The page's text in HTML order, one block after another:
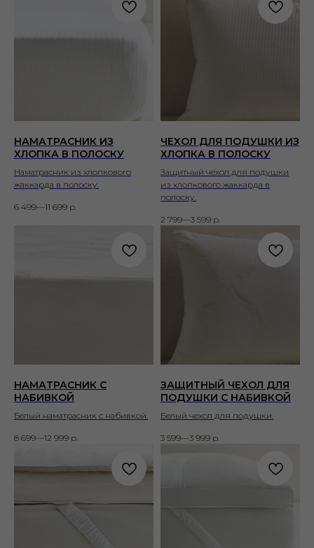
НАМАТРАСНИК ИЗ
ХЛОПКА В ПОЛОСКУ
Наматрасник из хлопкового
жаккарда в полоску.
6 499—11 699 р.
ЧЕХОЛ ДЛЯ ПОДУШКИ ИЗ
ХЛОПКА В ПОЛОСКУ
Защитный чехол для подушки
из хлопкового жаккарда в
полоску.
2 799—3 599 р.
НАМАТРАСНИК С
НАБИВКОЙ
Белый наматрасник с набивкой.
8 699—12 999 р.
ЗАЩИТНЫЙ ЧЕХОЛ ДЛЯ
ПОДУШКИ С НАБИВКОЙ
Белый чехол для подушки.
3 599—3 999 р.